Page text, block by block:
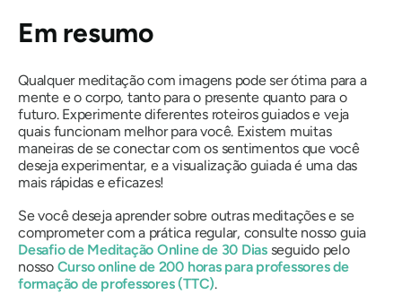
Em resumo
Qualquer meditação com imagens pode ser ótima para a
mente e o corpo, tanto para o presente quanto para o
futuro. Experimente diferentes roteiros guiados e veja
quais funcionam melhor para você. Existem muitas
maneiras de se conectar com os sentimentos que você
deseja experimentar, e a visualização guiada é uma das
mais rápidas e eficazes!
Se você deseja aprender sobre outras meditações e se
comprometer com a prática regular, consulte nosso guia
Desafio de Meditação Online de 30 Diasseguido pelo
nosso Curso online de 200 horas para professores de
formação de professores (TTC).